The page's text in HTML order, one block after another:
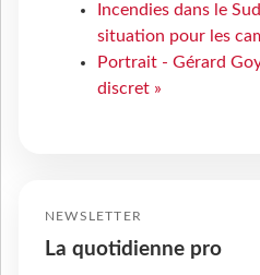
Incendies dans le
situation pour les
Portrait - Gérard
discret »
NEWSLETTER
La quotidienne pro